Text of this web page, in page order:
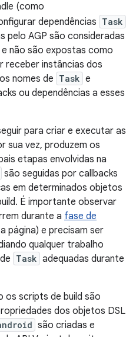
(como
dependências Task
pelo AGP são consideradas
não são expostas como
receber instâncias dos
nomes de Task e
ou dependências a esses
para criar e executar as
sua vez, produzem os
etapas envolvidas na
são seguidas por callbacks
em determinados objetos
É importante observar
durante a fase de
página) e precisam ser
qualquer trabalho
Task adequadas durante
os scripts de build são
dos objetos DSL
são criadas e